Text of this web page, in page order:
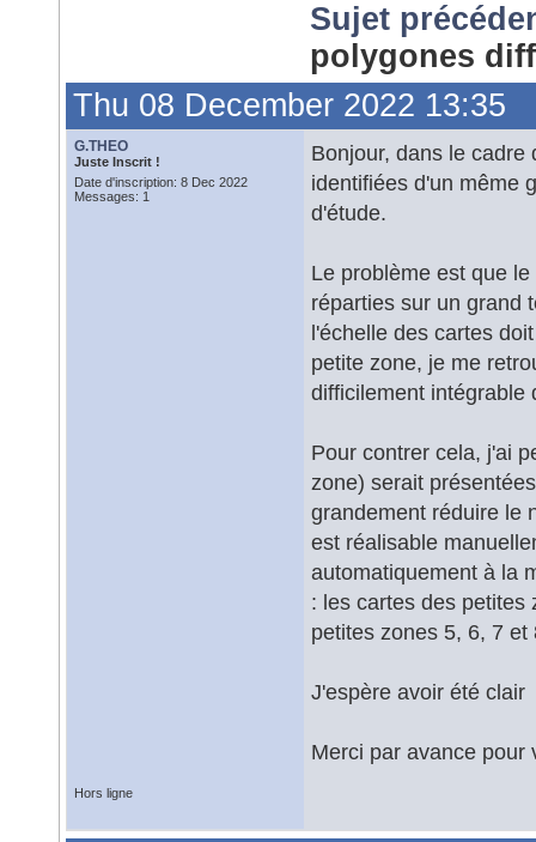
Sujet
polygones
Thu 08 December 2022 13:35
G.THEO
Juste Inscrit !
Date d'inscription: 8 Dec 2022
Messages: 1
Bonjour, dans le cadre
identifiées d'un même
d'étude.
Le problème est que
réparties sur un grand
l'échelle des cartes
petite zone, je me
difficilement intégrable
Pour contrer cela, j'ai
zone) serait
grandement réduire le
est réalisable
automatiquement à la
: les cartes des petites
petites zones 5, 6, 7 et
J'espère avoir été clair
Merci par avance pour
Hors ligne